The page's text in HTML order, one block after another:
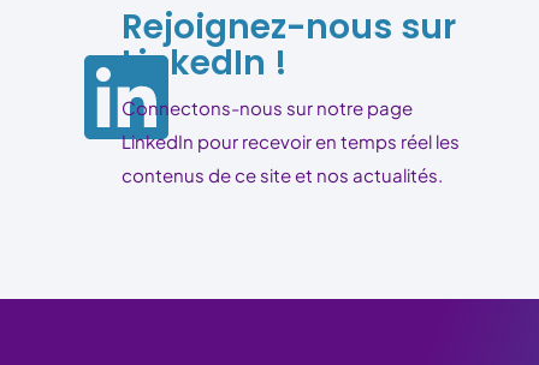
Rejoignez-nous sur
LinkedIn !
Connectons-nous sur notre page
LinkedIn pour recevoir en temps réel les
contenus de ce site et nos actualités.